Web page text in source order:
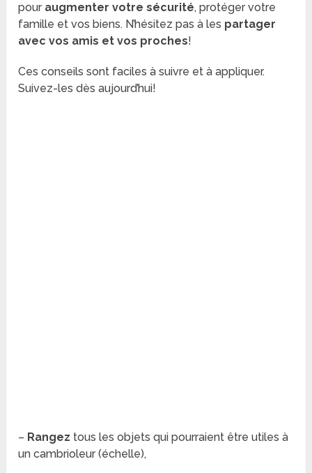
pour augmenter votre sécurité, protéger votre
famille et vos biens. N’hésitez pas à les partager
avec vos amis et vos proches!
Ces conseils sont faciles à suivre et à appliquer.
Suivez-les dès aujourd’hui!
– Rangez tous les objets qui pourraient être utiles à
un cambrioleur (échelle),